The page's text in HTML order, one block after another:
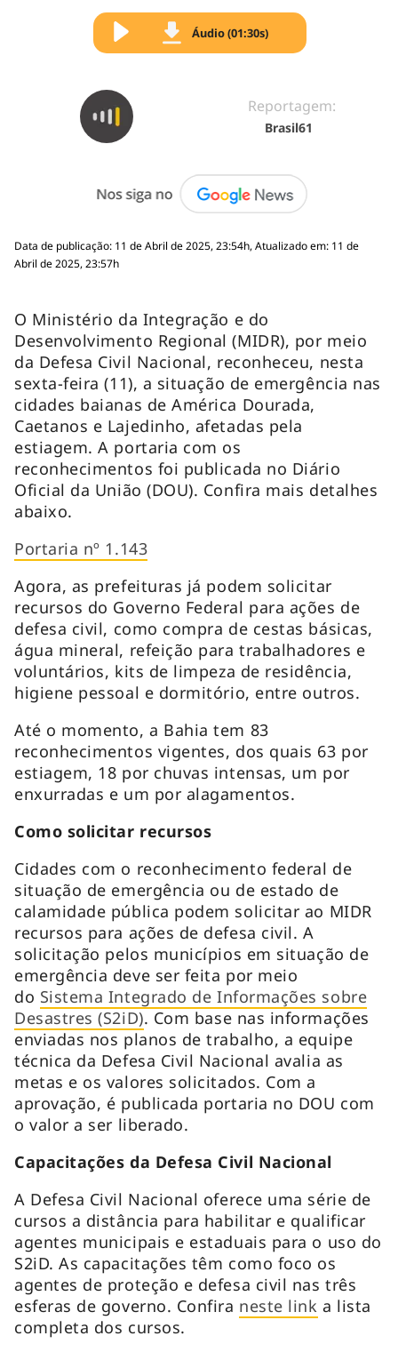
Áudio (01:30s)
Reportagem:
Brasil61
Data de publicação: 11 de Abril de 2025, 23:54h, Atualizado em: 11 de
Abril de 2025, 23:57h
O Ministério da Integração e do
Desenvolvimento Regional (MIDR), por meio
da Defesa Civil Nacional, reconheceu, nesta
sexta-feira (11), a situação de emergência nas
cidades baianas de América Dourada,
Caetanos e Lajedinho, afetadas pela
estiagem. A portaria com os
reconhecimentos foi publicada no Diário
Oficial da União (DOU). Confira mais detalhes
abaixo.
Portaria nº 1.143
Agora, as prefeituras já podem solicitar
recursos do Governo Federal para ações de
defesa civil, como compra de cestas básicas,
água mineral, refeição para trabalhadores e
voluntários, kits de limpeza de residência,
higiene pessoal e dormitório, entre outros.
Até o momento, a Bahia tem 83
reconhecimentos vigentes, dos quais 63 por
estiagem, 18 por chuvas intensas, um por
enxurradas e um por alagamentos.
Como solicitar recursos
Cidades com o reconhecimento federal de
situação de emergência ou de estado de
calamidade pública podem solicitar ao MIDR
recursos para ações de defesa civil. A
solicitação pelos municípios em situação de
emergência deve ser feita por meio
do Sistema Integrado de Informações sobre
Desastres (S2iD). Com base nas informações
enviadas nos planos de trabalho, a equipe
técnica da Defesa Civil Nacional avalia as
metas e os valores solicitados. Com a
aprovação, é publicada portaria no DOU com
o valor a ser liberado.
Capacitações da Defesa Civil Nacional
A Defesa Civil Nacional oferece uma série de
cursos a distância para habilitar e qualificar
agentes municipais e estaduais para o uso do
S2iD. As capacitações têm como foco os
agentes de proteção e defesa civil nas três
esferas de governo. Confira neste link a lista
completa dos cursos.